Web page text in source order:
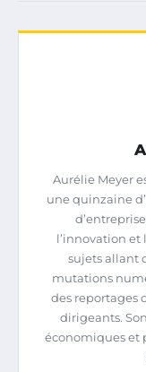
Aurélie Meyer
une quinzaine
l’innovation et
sujets allant
mutations
des reportages
dirigeants.
économiques et